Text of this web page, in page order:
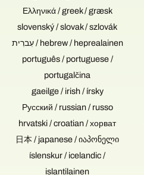
Ελληνικά / greek / græsk
slovenský / slovak / szlovák
עִברִית / hebrew / heprealainen
português / portuguese /
portugalčina
gaeilge / irish / írsky
Русский / russian / russo
hrvatski / croatian / хорват
日本 / japanese / იაპონელი
íslenskur / icelandic /
islantilainen